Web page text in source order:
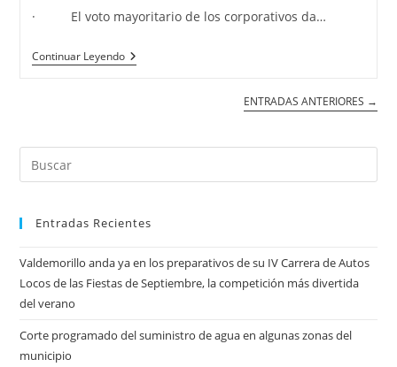
· El voto mayoritario de los corporativos da…
Continuar Leyendo
ENTRADAS ANTERIORES →
Entradas Recientes
Valdemorillo anda ya en los preparativos de su IV Carrera de Autos
Locos de las Fiestas de Septiembre, la competición más divertida
del verano
Corte programado del suministro de agua en algunas zonas del
municipio